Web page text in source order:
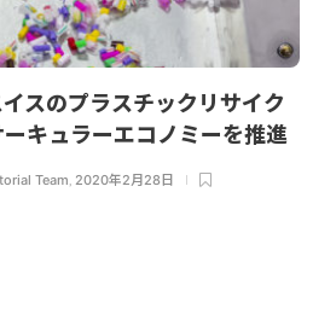
スのプラスチックリサイク
キュラーエコノミーを推進
Team, 2020年2月28日